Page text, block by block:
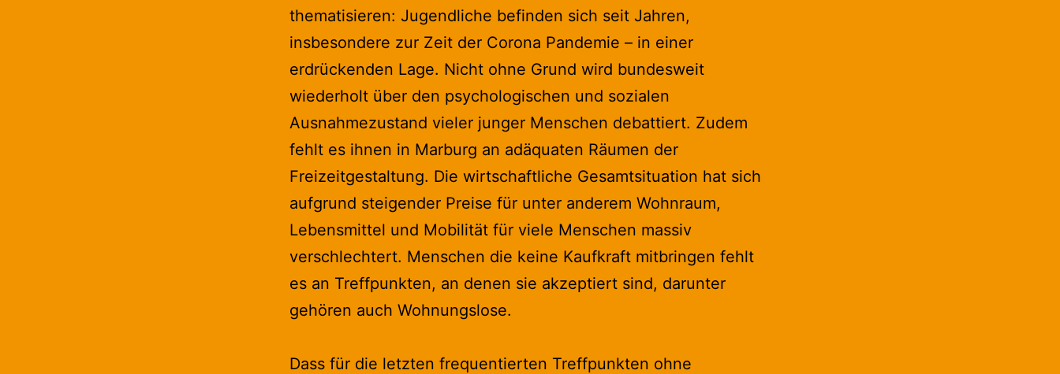
thematisieren: Jugendliche befinden sich seit Jahren,
insbesondere zur Zeit der Corona Pandemie – in einer
erdrückenden Lage. Nicht ohne Grund wird bundesweit
wiederholt über den psychologischen und sozialen
Ausnahmezustand vieler junger Menschen debattiert. Zudem
fehlt es ihnen in Marburg an adäquaten Räumen der
Freizeitgestaltung. Die wirtschaftliche Gesamtsituation hat sich
aufgrund steigender Preise für unter anderem Wohnraum,
Lebensmittel und Mobilität für viele Menschen massiv
verschlechtert. Menschen die keine Kaufkraft mitbringen fehlt
es an Treffpunkten, an denen sie akzeptiert sind, darunter
gehören auch Wohnungslose.
Dass für die letzten frequentierten Treffpunkten ohne